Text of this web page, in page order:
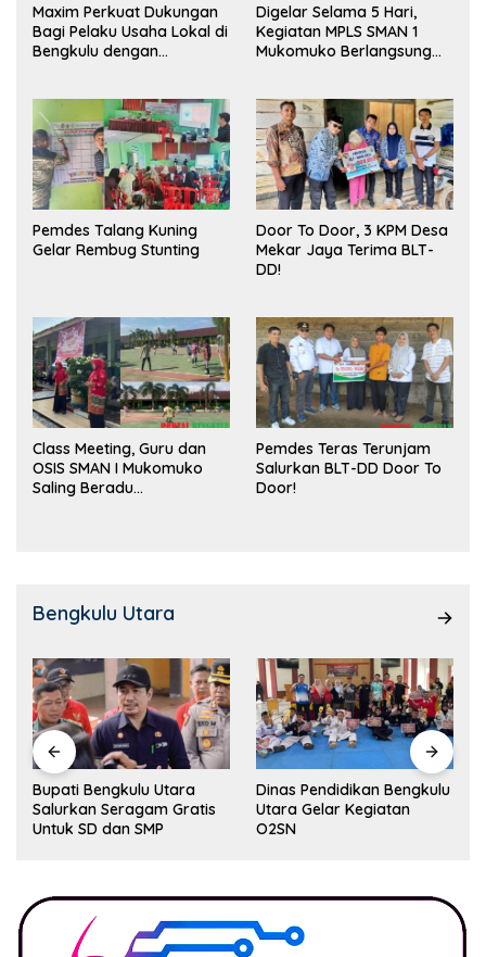
Maxim Perkuat Dukungan
Bagi Pelaku Usaha Lokal di
Bengkulu dengan
Pasar
Digelar Selama 5 Hari,
Kegiatan MPLS SMAN 1
Mukomuko Berlangsung
Pemdes Talang Kuning
Gelar Rembug Stunting
Door To Door, 3 KPM Desa
Mekar Jaya Terima BLT-
DD!
Class Meeting, Guru dan
OSIS SMAN I Mukomuko
Saling Beradu
Pemdes Teras Terunjam
Salurkan BLT-DD Door To
Door!
Bengkulu Utara
Dinas Pendidikan Bengkulu
Utara Gelar Kegiatan
O2SN
Salah Satu Unsur
Forkopimda BU Diduga
Kuat Kuasai Lahan Milik